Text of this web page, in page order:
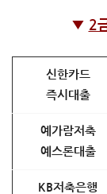
▼ 2
신한카드
즉시대출
예가람저축
예스론대출
KB저축은행